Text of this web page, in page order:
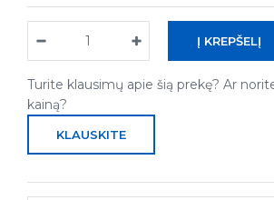
Turite klausimų apie šią prekę? Ar
kainą?
KLAUSKITE